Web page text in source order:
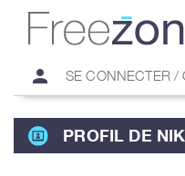
person SE CONNECTER /
PROFIL DE